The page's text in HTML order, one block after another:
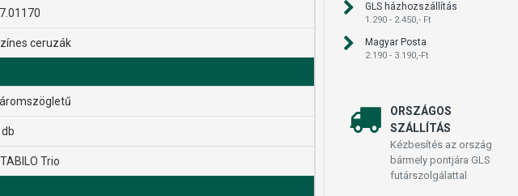
ceruzák
db
Trio
GLS házhozszállítás
1.290 - 2.450,- Ft
Magyar Posta
2.190 - 3.190,-Ft
ORSZÁGOS
SZÁLLÍTÁS
Kézbesítés az ország
bármely pontjára GLS
futárszolgálattal